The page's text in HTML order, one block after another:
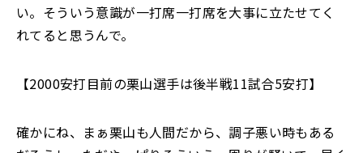
い。そういう意識が一打席一打席を大事に立たせてく
れてると思うんで。
【2000安打目前の栗山選手は後半戦11試合5安打】
確かにね、まぁ栗山も人間だから、調子悪い時もある